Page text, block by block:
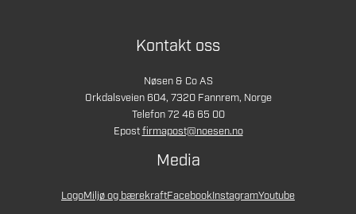
Kontakt oss
Nøsen & Co AS
Orkdalsveien 604, 7320 Fannrem, Norge
Telefon 72 46 65 00
Epostfirmapost@noesen.no
Media
LogoMiljø og bærekraftFacebookInstagramYoutube